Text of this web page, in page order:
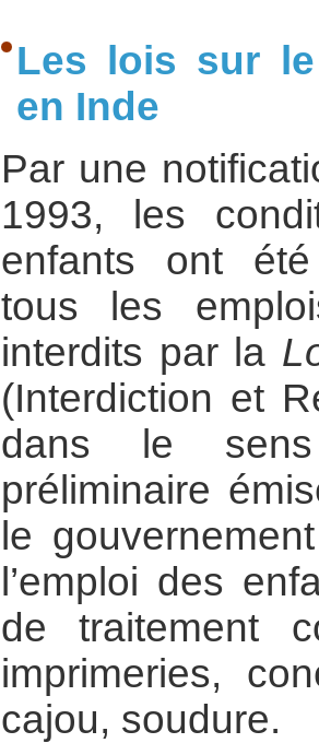
Les lois sur
en Inde
Par une
1993, les
enfants ont
tous les
interdits par la
(Interdiction et
dans le sens
préliminaire
le
l’emploi des
de traitement
imprimeries,
cajou, soudure.